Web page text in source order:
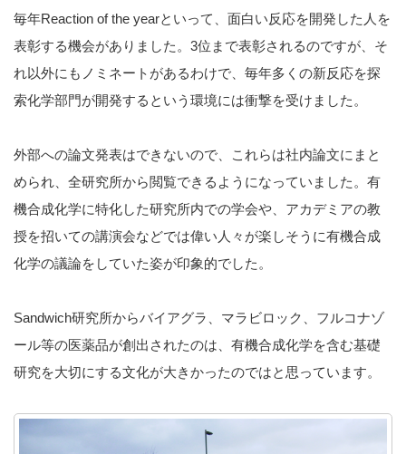
毎年Reaction of the yearといって、面白い反応を開発した人を
表彰する機会がありました。3位まで表彰されるのですが、そ
れ以外にもノミネートがあるわけで、毎年多くの新反応を探
索化学部門が開発するという環境には衝撃を受けました。
外部への論文発表はできないので、これらは社内論文にまと
められ、全研究所から閲覧できるようになっていました。有
機合成化学に特化した研究所内での学会や、アカデミアの教
授を招いての講演会などでは偉い人々が楽しそうに有機合成
化学の議論をしていた姿が印象的でした。
Sandwich研究所からバイアグラ、マラビロック、フルコナゾ
ール等の医薬品が創出されたのは、有機合成化学を含む基礎
研究を大切にする文化が大きかったのではと思っています。